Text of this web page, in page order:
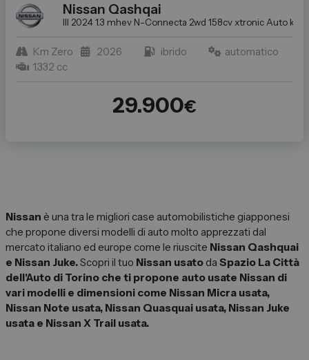
Nissan Qashqai
III 2024 1.3 mhev N-Connecta 2wd 158cv xtronic Auto km
Km Zero 2026 ibrido
automatico
1.332 cc
29.900€
Nissan è una tra le migliori case automobilistiche giapponesi
che propone diversi modelli di auto molto apprezzati dal
mercato italiano ed europe come le riuscite Nissan Qashquai
e Nissan Juke.Scopri il tuo Nissan usatoda Spazio La Città
dell'Auto di Torino che ti propone auto usate Nissan di
vari modelli e dimensioni come Nissan Micra usata,
Nissan Note usata, Nissan Quasquai usata, Nissan Juke
usata e Nissan X Trail usata.